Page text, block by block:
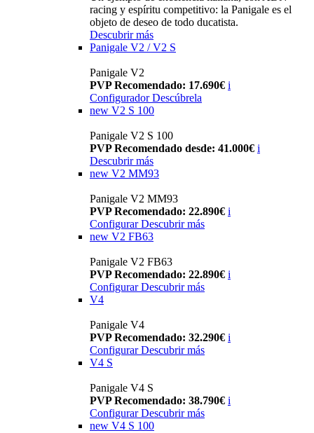
racing y espíritu competitivo: la Panigale es el
objeto de deseo de todo ducatista.
Descubrir más
Panigale V2 / V2 S
Panigale V2
PVP Recomendado: 17.690€ i
Configurador Descúbrela
new V2 S 100
Panigale V2 S 100
PVP Recomendado desde: 41.000€ i
Descubrir más
new V2 MM93
Panigale V2 MM93
PVP Recomendado: 22.890€ i
Configurar Descubrir más
new V2 FB63
Panigale V2 FB63
PVP Recomendado: 22.890€ i
Configurar Descubrir más
V4
Panigale V4
PVP Recomendado: 32.290€ i
Configurar Descubrir más
V4 S
Panigale V4 S
PVP Recomendado: 38.790€ i
Configurar Descubrir más
new V4 S 100